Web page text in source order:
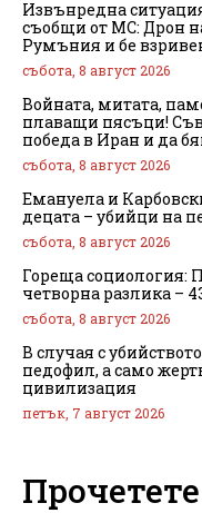
Извънредна
съобщи от МС: Дрон
Румъния и бе
събота, 8 август 2026
Войната, митата,
плаващи пясъци!
победа в Иран и да
събота, 8 август 2026
Емануела и
децата – убийци на
събота, 8 август 2026
Гореща социология:
четворна разлика –
събота, 8 август 2026
В случая с
педофил, а само
цивилизация
петък, 7 август 2026